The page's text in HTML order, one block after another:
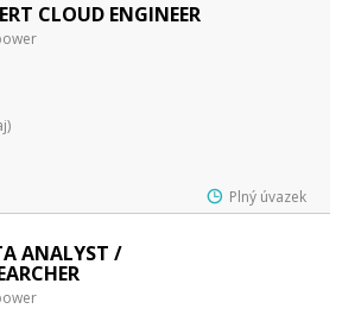
CLOUD ENGINEER
Plný úvazek
ANALYST /